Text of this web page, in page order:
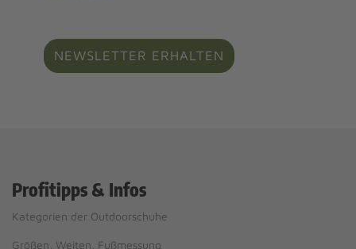
NEWSLETTER ERHALTEN
Profitipps & Infos
Kategorien der Outdoorschuhe
Größen, Weiten, Fußmessung